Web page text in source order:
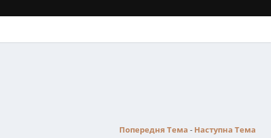
Попередня Тема - Наступна Тема